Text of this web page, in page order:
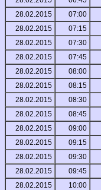
28.02.2015
07:00
28.02.2015
07:15
28.02.2015
07:30
28.02.2015
07:45
28.02.2015
08:00
28.02.2015
08:15
28.02.2015
08:30
28.02.2015
08:45
28.02.2015
09:00
28.02.2015
09:15
28.02.2015
09:30
28.02.2015
09:45
28.02.2015
10:00